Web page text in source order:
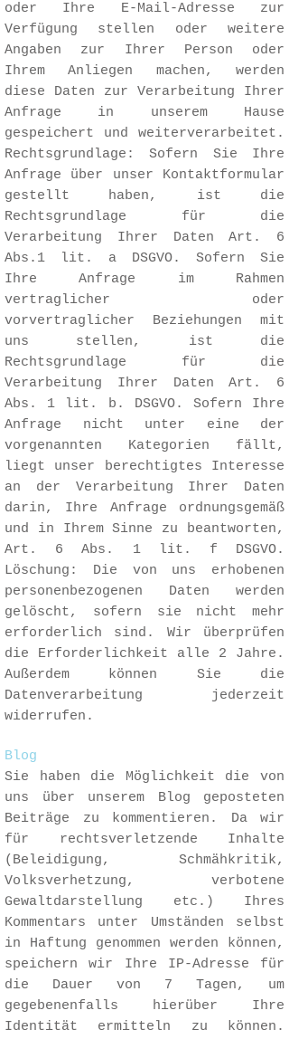
oder Ihre E-Mail-Adresse zur
Verfügung stellen oder weitere
Angaben zur Ihrer Person oder
Ihrem Anliegen machen, werden
diese Daten zur Verarbeitung Ihrer
Anfrage in unserem Hause
gespeichert und weiterverarbeitet.
Rechtsgrundlage: Sofern Sie Ihre
Anfrage über unser Kontaktformular
gestellt haben, ist die
Rechtsgrundlage für die
Verarbeitung Ihrer Daten Art. 6
Abs.1 lit. a DSGVO. Sofern Sie
Ihre Anfrage im Rahmen
vertraglicher oder
vorvertraglicher Beziehungen mit
uns stellen, ist die
Rechtsgrundlage für die
Verarbeitung Ihrer Daten Art. 6
Abs. 1 lit. b. DSGVO. Sofern Ihre
Anfrage nicht unter eine der
vorgenannten Kategorien fällt,
liegt unser berechtigtes Interesse
an der Verarbeitung Ihrer Daten
darin, Ihre Anfrage ordnungsgemäß
und in Ihrem Sinne zu beantworten,
Art. 6 Abs. 1 lit. f DSGVO.
Löschung: Die von uns erhobenen
personenbezogenen Daten werden
gelöscht, sofern sie nicht mehr
erforderlich sind. Wir überprüfen
die Erforderlichkeit alle 2 Jahre.
Außerdem können Sie die
Datenverarbeitung jederzeit
widerrufen.
Blog
Sie haben die Möglichkeit die von
uns über unserem Blog geposteten
Beiträge zu kommentieren. Da wir
für rechtsverletzende Inhalte
(Beleidigung, Schmähkritik,
Volksverhetzung, verbotene
Gewaltdarstellung etc.) Ihres
Kommentars unter Umständen selbst
in Haftung genommen werden können,
speichern wir Ihre IP-Adresse für
die Dauer von 7 Tagen, um
gegebenenfalls hierüber Ihre
Identität ermitteln zu können.